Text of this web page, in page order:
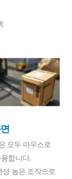
모두 마우스로
합니다.
높은 조작으로